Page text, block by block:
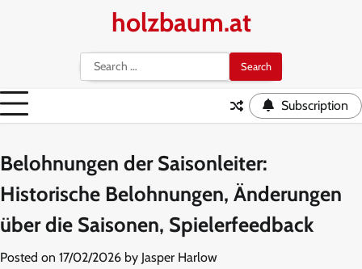
holzbaum.at
Search
for:
Subscription
Belohnungen der Saisonleiter:
Historische Belohnungen, Änderungen
über die Saisonen, Spielerfeedback
Posted on 17/02/2026 by Jasper Harlow